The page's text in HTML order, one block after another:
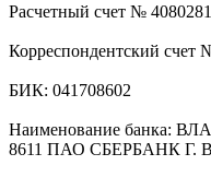
Расчетный счет №
Корреспондентский счет
БИК: 041708602
Наименование банка:
8611 ПАО СБЕРБАНК